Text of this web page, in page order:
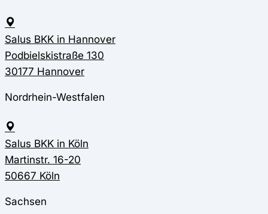
Salus BKK in Hannover
Podbielskistraße 130
30177 Hannover
Nordrhein-Westfalen
Salus BKK in Köln
Martinstr. 16-20
50667 Köln
Sachsen